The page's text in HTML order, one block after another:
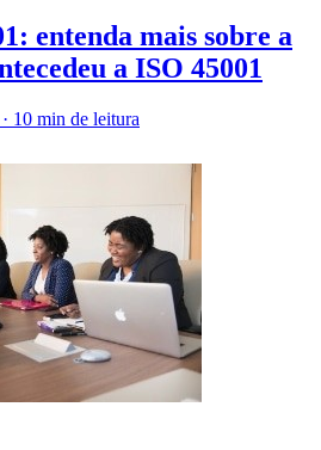
entenda mais sobre a
a ISO 45001
· 10 min de leitura